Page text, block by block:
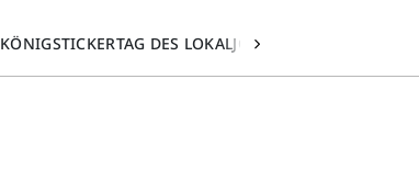
KÖNIGSTICKERTAG DES LOKALJOURNALISMUS